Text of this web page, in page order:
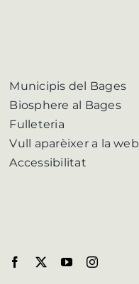
Municipis del Bages
Biosphere al Bages
Fulleteria
Vull aparèixer a la web
Accessibilitat